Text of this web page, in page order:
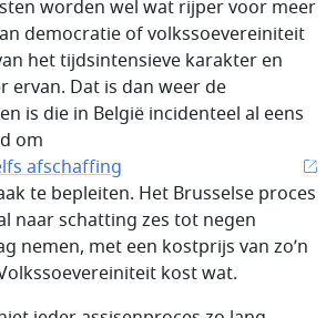
worden wel wat rijper voor meer
democratie of volkssoevereiniteit
het tijdsintensieve karakter en
ervan. Dat is dan weer de
is die in België incidenteel al eens
om
afschaffing
te bepleiten. Het Brusselse proces
naar schatting zes tot negen
nemen, met een kostprijs van zo’n
kost wat.